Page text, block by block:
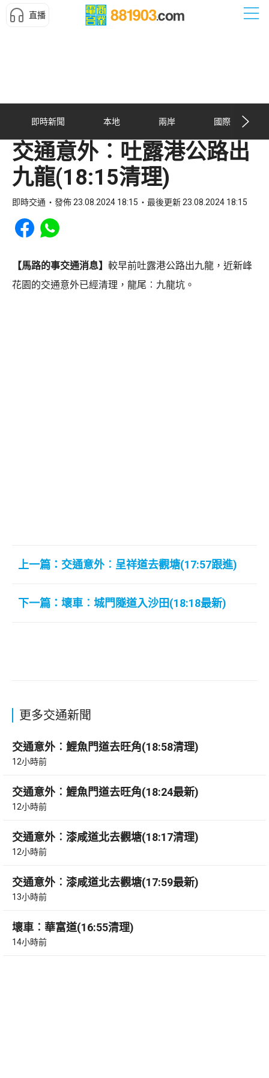
直播
即時新聞 本地 兩岸 國際
交通意外︰吐露港公路出
九龍(18:15清理)
即時交通 發佈 23.08.2024 18:15 最後更新 23.08.2024 18:15
Share to Facebook
Share to WhatsApp
【馬路的事交通消息】 較早前吐露港公路出九龍，近新峰
花園的交通意外已經清理，龍尾︰九龍坑。
上一篇：交通意外︰呈祥道去觀塘(17:57跟進)
下一篇：壞車︰城門隧道入沙田(18:18最新)
更多交通新聞
交通意外︰鯉魚門道去旺角(18:58清理)
12小時前
交通意外︰鯉魚門道去旺角(18:24最新)
12小時前
交通意外︰漆咸道北去觀塘(18:17清理)
12小時前
交通意外︰漆咸道北去觀塘(17:59最新)
13小時前
壞車︰華富道(16:55清理)
14小時前